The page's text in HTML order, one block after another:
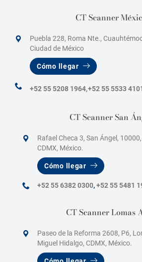
CT Scanner
Puebla 228, Roma Nte.,
Ciudad de México
Cómo llegar
+52 55 5208 1964,+52 55 5533
CT Scanner San
Rafael Checa 3, San Ángel,
CDMX, México.
Cómo llegar
+52 55 6382 0300,+52 55 5481
CT Scanner Lomas
Paseo de la Reforma 2608, P6,
Miguel Hidalgo, CDMX, México.